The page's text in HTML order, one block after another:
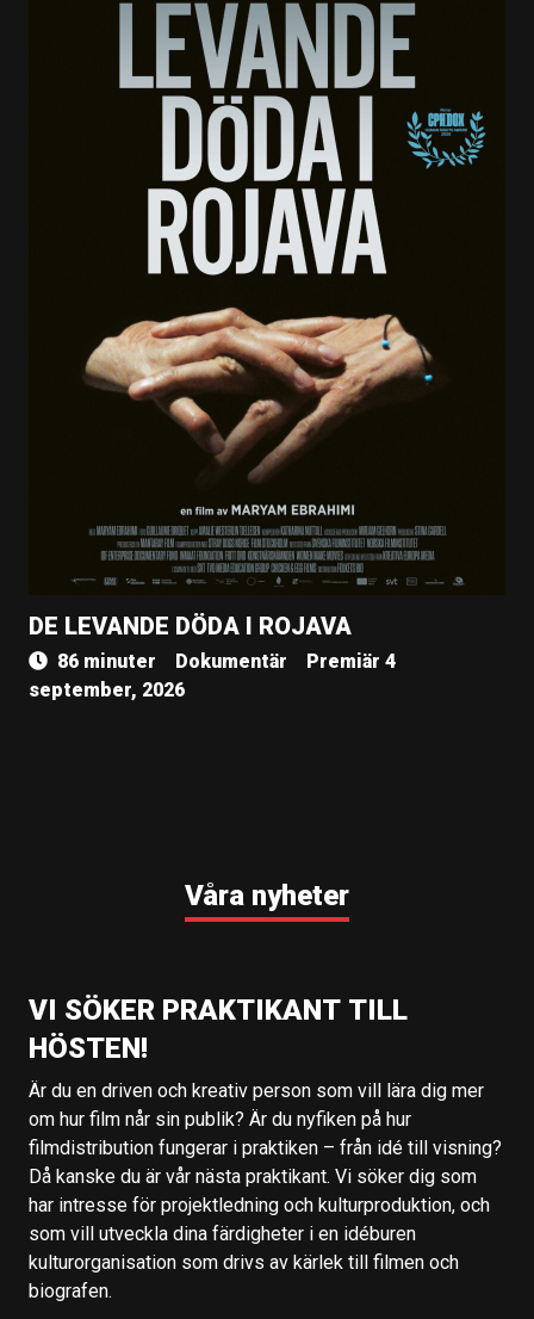
DE LEVANDE DÖDA I ROJAVA
86 minuter Dokumentär
Premiär 4
september, 2026
Våra nyheter
VI SÖKER PRAKTIKANT TILL
HÖSTEN!
Är du en driven och kreativ person som vill lära dig mer
om hur film når sin publik? Är du nyfiken på hur
filmdistribution fungerar i praktiken – från idé till visning?
Då kanske du är vår nästa praktikant. Vi söker dig som
har intresse för projektledning och kulturproduktion, och
som vill utveckla dina färdigheter i en idéburen
kulturorganisation som drivs av kärlek till filmen och
biografen.